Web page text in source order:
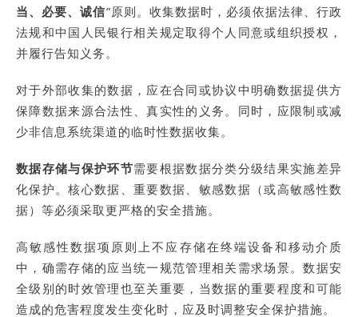
当、必要、诚信”原则。收集数据时，必须依据法律、行政
法规和中国人民银行相关规定取得个人同意或组织授权，
并履行告知义务。
对于外部收集的数据，应在合同或协议中明确数据提供方
保障数据来源合法性、真实性的义务。同时，应限制或减
少非信息系统渠道的临时性数据收集。
数据存储与保护环节需要根据数据分类分级结果实施差异
化保护。核心数据、重要数据、敏感数据（或高敏感性数
据）等必须采取更严格的安全措施。
高敏感性数据项原则上不应存储在终端设备和移动介质
中，确需存储的应当统一规范管理相关需求场景。数据安
全级别的时效管理也至关重要，当数据的重要程度和可能
造成的危害程度发生变化时，应及时调整安全保护措施。